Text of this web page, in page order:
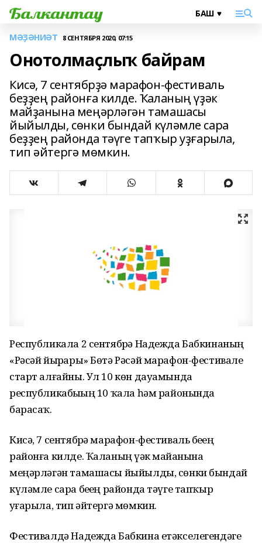
МӘҘӘНИӘТ 8 СЕНТЯБРЯ 2020, 07:15
Онотолмаҫлыҡ байрам
Кисә, 7 сентябрҙә марафон-фестиваль
беҙҙең районға килде. Ҡаланың үҙәк
майҙанына меңәрләгән тамашасы
йыйылды, сөнки бындай күләмле сара
беҙҙең районда тәүге тапҡыр уҙғарыла,
тип әйтергә мөмкин.
Республикала 2 сентябрҙә Надежда Бабкинаның
«Рәсәй йырҙары» Бөтә Рәсәй марафон-фестивале
старт алғайны. Ул 10 көн дауамында
республикабыҙҙың 10 ҡала һәм районында
барасаҡ.
Кисә, 7 сентябрҙә марафон-фестиваль беҙҙең
районға килде. Ҡаланың үҙәк майҙанына
меңәрләгән тамашасы йыйылды, сөнки бындай
күләмле сара беҙҙең районда тәүге тапҡыр
уҙғарыла, тип әйтергә мөмкин.
Фестивалдә Надежда Бабкина етәкселегендәге